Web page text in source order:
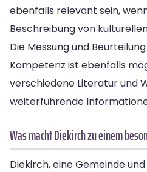
ebenfalls relevant sein,
Beschreibung von
Die Messung und
Kompetenz ist ebenfalls
verschiedene Literatur und
weiterführende
Was macht Diekirch zu einem
Diekirch, eine Gemeinde